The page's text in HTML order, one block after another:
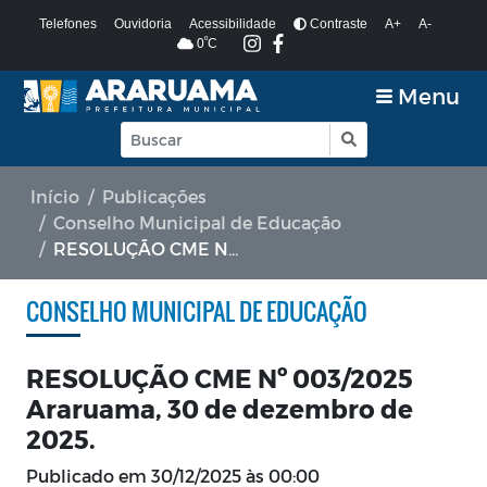
Telefones Ouvidoria Acessibilidade Contraste A+
A-
0ºC
Menu
Início
Publicações
Conselho Municipal de Educação
RESOLUÇÃO CME Nº 003/2025 Araruama, 30 de dezembro de 2025.
CONSELHO MUNICIPAL DE EDUCAÇÃO
RESOLUÇÃO CME Nº 003/2025
Araruama, 30 de dezembro de
2025.
Publicado em 30/12/2025 às 00:00